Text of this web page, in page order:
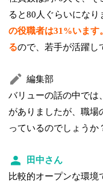
ると80人ぐらいになり
の役職者は31%います
るので、若手が活躍し
編集部
バリューの話の中では
がありましたが、職場
っているのでしょうか
田中さん
比較的オープンな環境